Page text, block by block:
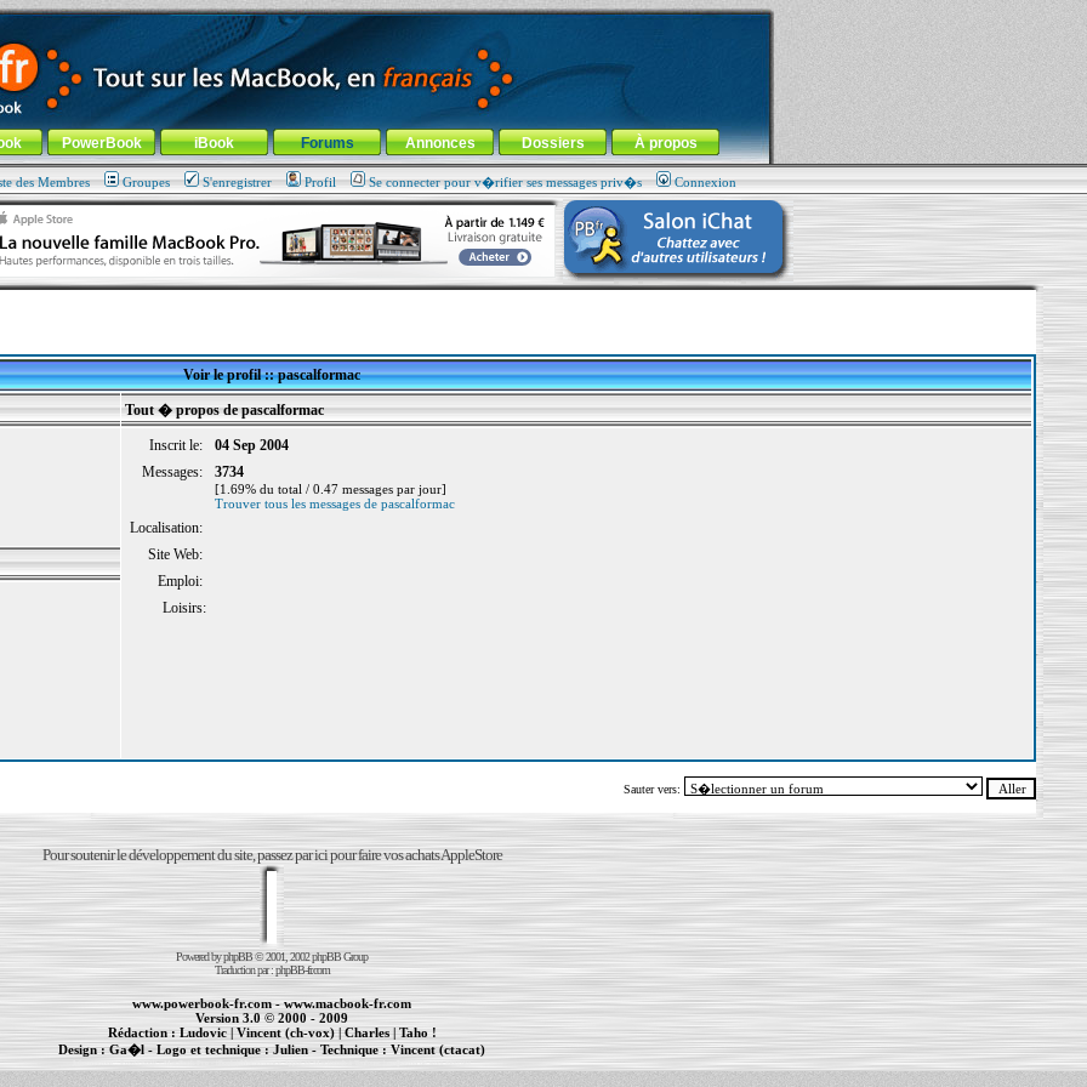
! -Aller au menu de la rubrique
PowerBook iBook Forums Annonces Dossiers À propos
des Membres Groupes S'enregistrer Profil Se connecter pour v�rifier ses messages priv�s Connexion
Voir le profil :: pascalformac
Tout � propos de pascalformac
Inscrit le:
04 Sep 2004
Messages:
3734
[1.69% du total / 0.47 messages par jour]
Trouver tous les messages de pascalformac
Localisation:
Site Web:
Emploi:
Loisirs:
Sauter vers:
Pour soutenir le développement du site, passez par ici pour faire vos achats AppleStore
Powered byphpBB© 2001, 2002 phpBB Group
Traduction par :phpBB-fr.com
www.powerbook-fr.com-www.macbook-fr.com
Version 3.0 © 2000 - 2009
Rédaction :Ludovic| Vincent (ch-vox)|Charles| Taho !
Design :Ga�l - Logo et technique :Julien - Technique :Vincent (ctacat)
Informations : PowerBook - Maintenance Apple et Macintosh à Toulouse cr�ation de sites Internet